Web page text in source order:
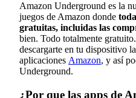
Amazon Underground es la
juegos de Amazon donde
gratuitas, incluidas las
bien. Todo totalmente
descargarte en tu dispositivo
aplicaciones Amazon, y así
Underground.
¿Por que las apps de